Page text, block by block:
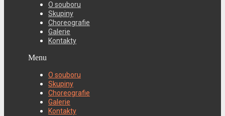
O souboru
Skupiny
Choreografie
Galerie
Kontakty
Menu
O souboru
Skupiny
Choreografie
Galerie
Kontakty